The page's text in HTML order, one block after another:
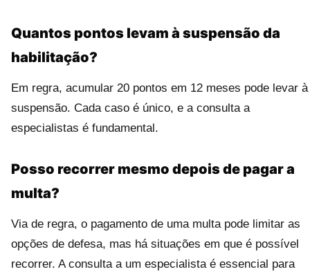
Quantos pontos levam à suspensão da
habilitação?
Em regra, acumular 20 pontos em 12 meses pode levar à
suspensão. Cada caso é único, e a consulta a
especialistas é fundamental.
Posso recorrer mesmo depois de pagar a
multa?
Via de regra, o pagamento de uma multa pode limitar as
opções de defesa, mas há situações em que é possível
recorrer. A consulta a um especialista é essencial para